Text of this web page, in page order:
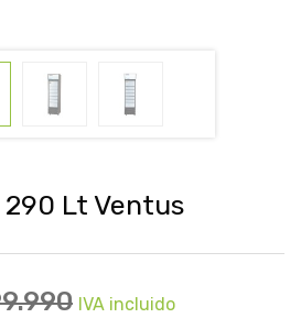
Lt Ventus
IVA incluido